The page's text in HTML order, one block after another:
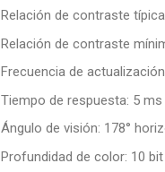
Relación de contraste
Relación de contraste
Frecuencia de
Tiempo de respuesta: 5
Ángulo de visión: 178°
Profundidad de color: 10